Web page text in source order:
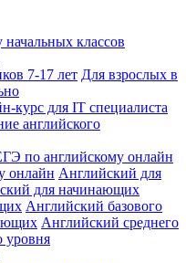
классов
7-17 лет Для взрослых в
курс для IT специалиста
английского
по английскому онлайн
онлайн Английский для
для начинающих
Английский базового
Английский среднего
уровня